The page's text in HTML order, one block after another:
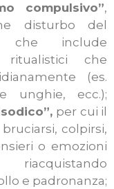
compulsivo”,
disturbo del
che include
che
(es.
unghie, ecc.);
per cui il
colpirsi,
o emozioni
e padronanza;